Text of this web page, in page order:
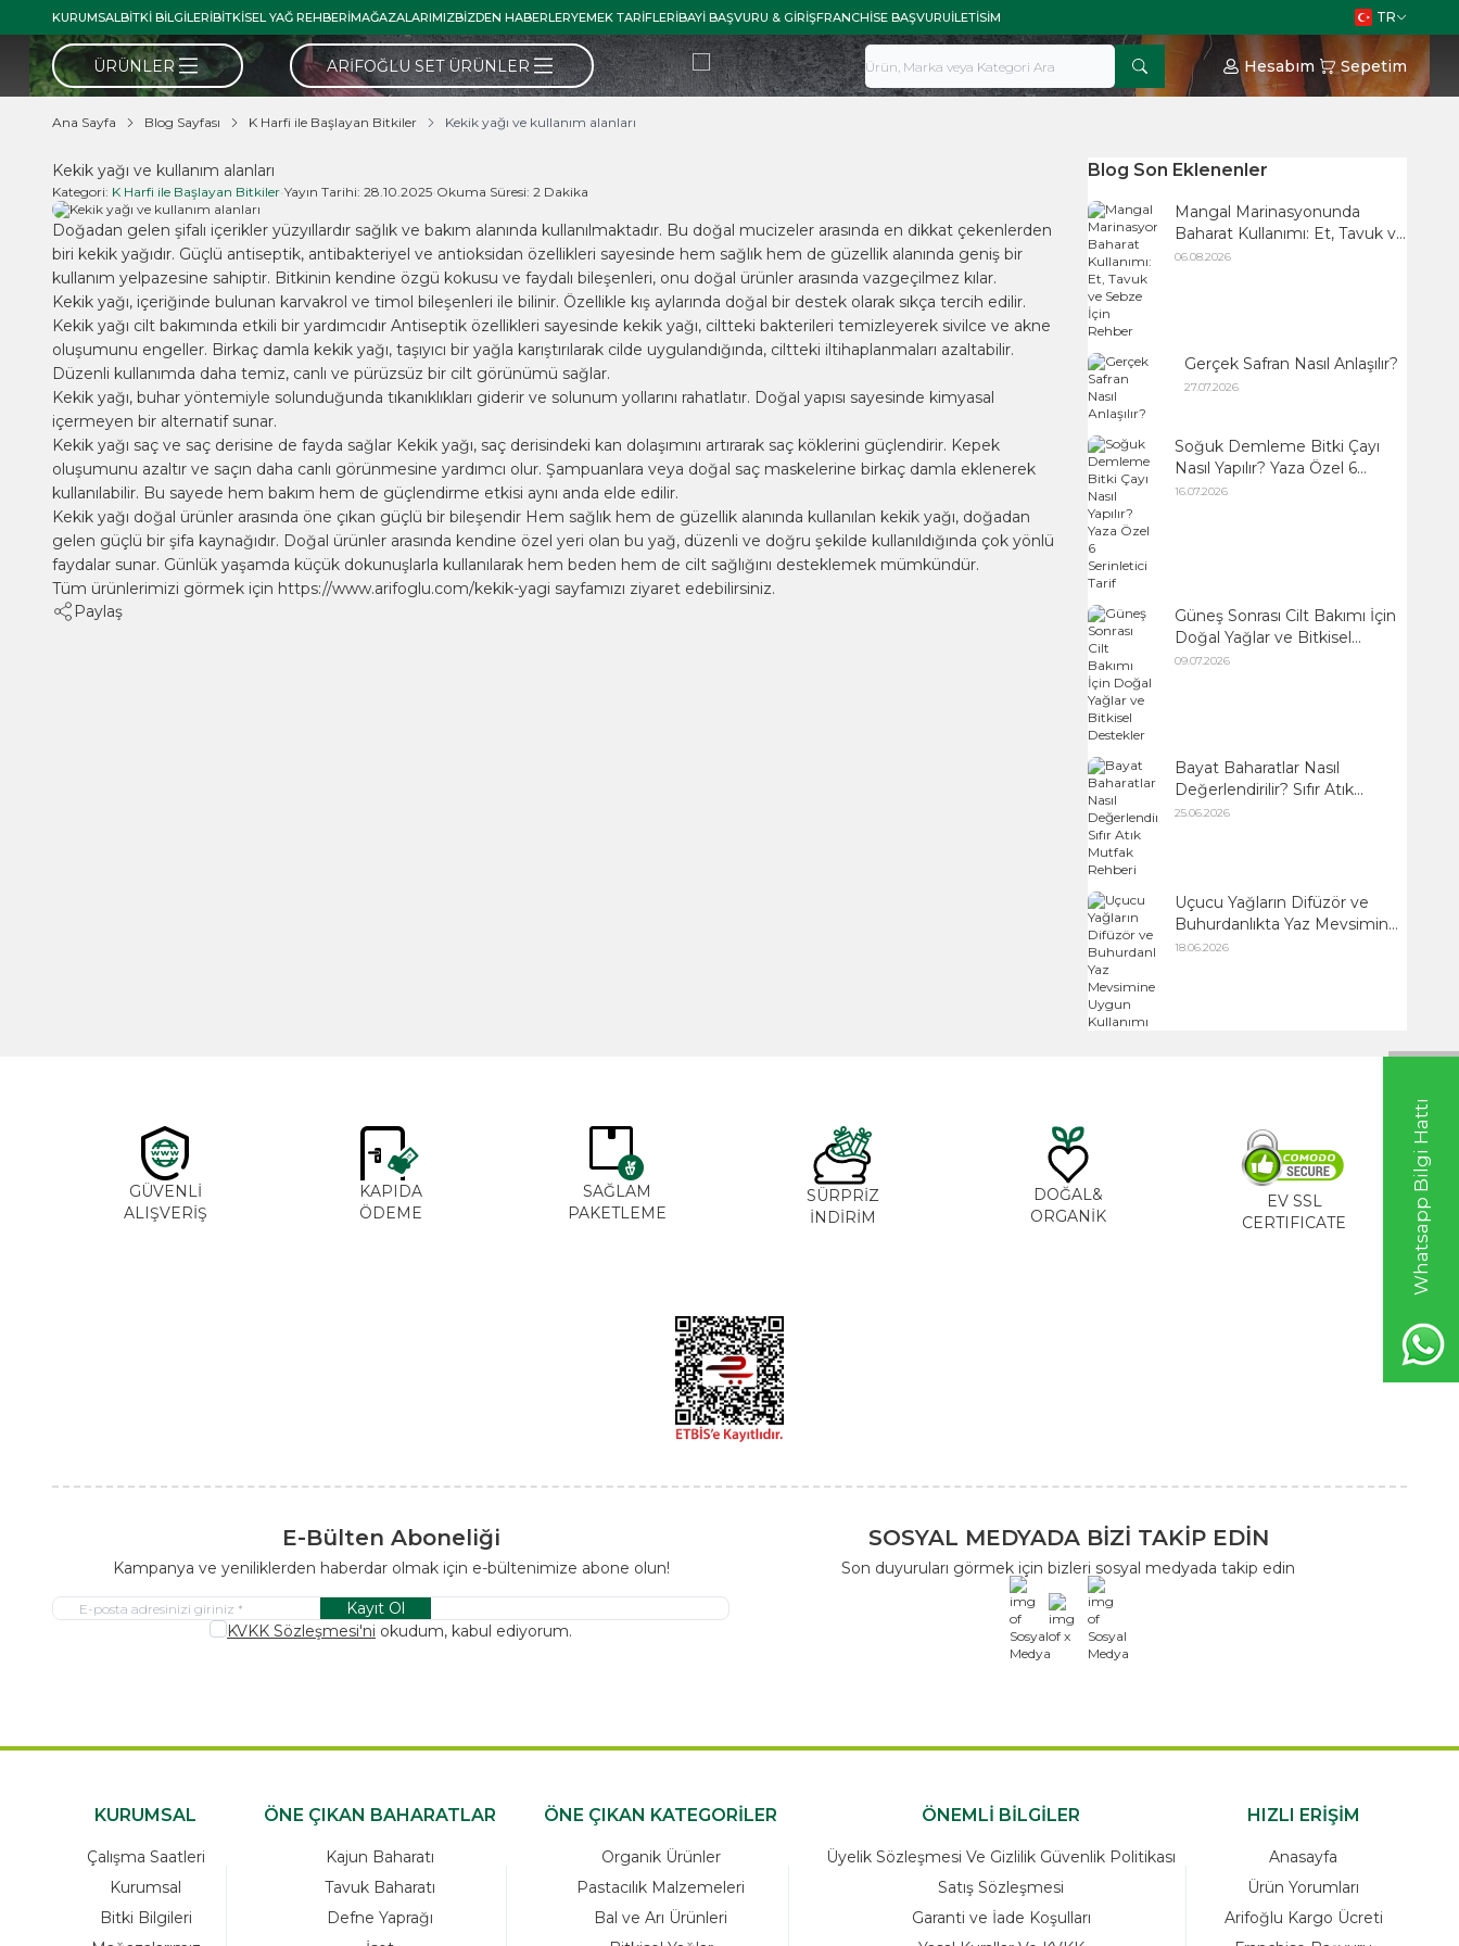
Whatsapp Bilgi Hattı
KURUMSALBITKI BILGILERIBITKISEL YAĞ REHBERIMAĞAZALARIMIZBIZDEN HABERLERYEMEK TARIFLERIBAYI BAŞVURU & GIRIŞFRANCHISE BAŞVURUİLETISIM TR
ÜRÜNLER ARIFOĞLU SET ÜRÜNLER Hesabım Sepetim
Ana Sayfa Blog Sayfası K Harfi ile Başlayan Bitkiler Kekik yağı ve kullanım alanları
Kekik yağı ve kullanım alanları
Kategori: K Harfi ile Başlayan Bitkiler•Yayın Tarihi: 28.10.2025• Okuma Süresi: 2 Dakika
Doğadan gelen şifalı içerikler yüzyıllardır sağlık ve bakım alanında kullanılmaktadır. Bu doğal mucizeler arasında en dikkat çekenlerden
biri kekik yağıdır. Güçlü antiseptik, antibakteriyel ve antioksidan özellikleri sayesinde hem sağlık hem de güzellik alanında geniş bir
kullanım yelpazesine sahiptir. Bitkinin kendine özgü kokusu ve faydalı bileşenleri, onu doğal ürünler arasında vazgeçilmez kılar.
Kekik yağı, içeriğinde bulunan karvakrol ve timol bileşenleri ile bilinir. Özellikle kış aylarında doğal bir destek olarak sıkça tercih edilir.
Kekik yağı cilt bakımında etkili bir yardımcıdır Antiseptik özellikleri sayesinde kekik yağı, ciltteki bakterileri temizleyerek sivilce ve akne
oluşumunu engeller. Birkaç damla kekik yağı, taşıyıcı bir yağla karıştırılarak cilde uygulandığında, ciltteki iltihaplanmaları azaltabilir.
Düzenli kullanımda daha temiz, canlı ve pürüzsüz bir cilt görünümü sağlar.
Kekik yağı, buhar yöntemiyle solunduğunda tıkanıklıkları giderir ve solunum yollarını rahatlatır. Doğal yapısı sayesinde kimyasal
içermeyen bir alternatif sunar.
Kekik yağı saç ve saç derisine de fayda sağlar Kekik yağı, saç derisindeki kan dolaşımını artırarak saç köklerini güçlendirir. Kepek
oluşumunu azaltır ve saçın daha canlı görünmesine yardımcı olur. Şampuanlara veya doğal saç maskelerine birkaç damla eklenerek
kullanılabilir. Bu sayede hem bakım hem de güçlendirme etkisi aynı anda elde edilir.
Kekik yağı doğal ürünler arasında öne çıkan güçlü bir bileşendir Hem sağlık hem de güzellik alanında kullanılan kekik yağı, doğadan
gelen güçlü bir şifa kaynağıdır. Doğal ürünler arasında kendine özel yeri olan bu yağ, düzenli ve doğru şekilde kullanıldığında çok yönlü
faydalar sunar. Günlük yaşamda küçük dokunuşlarla kullanılarak hem beden hem de cilt sağlığını desteklemek mümkündür.
Tüm ürünlerimizi görmek için https://www.arifoglu.com/kekik-yagi sayfamızı ziyaret edebilirsiniz.
Paylaş
Blog Son Eklenenler
Mangal Marinasyonunda
Baharat Kullanımı: Et, Tavuk ve
Sebze İçin Rehber
06.08.2026
Gerçek Safran Nasıl Anlaşılır?
27.07.2026
Soğuk Demleme Bitki Çayı
Nasıl Yapılır? Yaza Özel 6
Serinletici Tarif
16.07.2026
Güneş Sonrası Cilt Bakımı İçin
Doğal Yağlar ve Bitkisel
Destekler
09.07.2026
Bayat Baharatlar Nasıl
Değerlendirilir? Sıfır Atık
Mutfak Rehberi
25.06.2026
Uçucu Yağların Difüzör ve
Buhurdanlıkta Yaz Mevsimine
Uygun Kullanımı
18.06.2026
GÜVENLİ
ALIŞVERİŞ
KAPIDA
ÖDEME
SAĞLAM
PAKETLEME
SÜRPRİZ
İNDİRİM
DOĞAL&
ORGANİK
EV SSL
CERTIFICATE
E-Bülten Aboneliği
Kampanya ve yeniliklerden haberdar olmak için e-bültenimize abone olun!
Kayıt Ol
KVKK Sözleşmesi'ni okudum, kabul ediyorum.
SOSYAL MEDYADA BİZİ TAKİP EDİN
Son duyuruları görmek için bizleri sosyal medyada takip edin
x
KURUMSAL
Çalışma Saatleri
Kurumsal
Bitki Bilgileri
ÖNE ÇIKAN BAHARATLAR
Kajun Baharatı
Tavuk Baharatı
Defne Yaprağı
ÖNE ÇIKAN KATEGORİLER
Organik Ürünler
Pastacılık Malzemeleri
Bal ve Arı Ürünleri
ÖNEMLİ BİLGİLER
Üyelik Sözleşmesi Ve Gizlilik Güvenlik Politikası
Satış Sözleşmesi
Garanti ve İade Koşulları
HIZLI ERİŞİM
Anasayfa
Ürün Yorumları
Arifoğlu Kargo Ücreti